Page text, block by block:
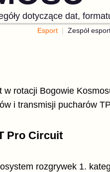
dotyczące dat,
Esport Zespół
w rotacji Bogowie
i transmisji pucharów
Pro Circuit
rozgrywek 1.